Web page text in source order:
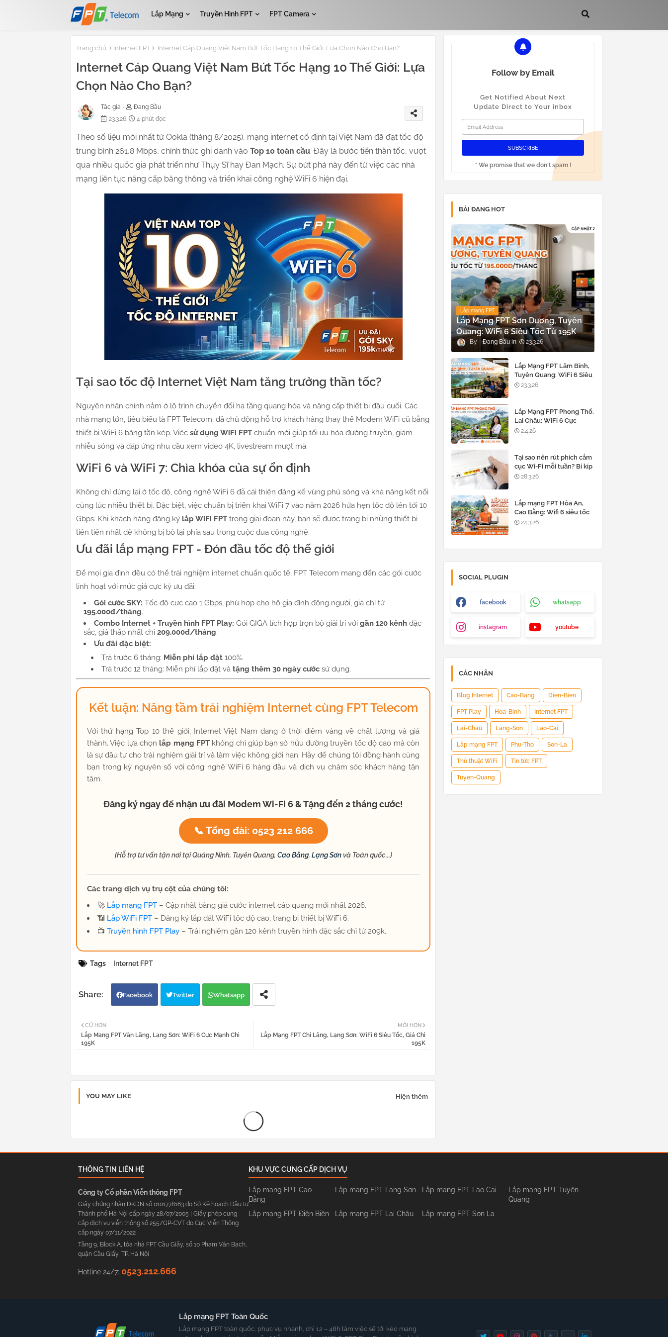
Lắp Mạng Truyền Hình FPT FPT Camera
Trang chủ Internet FPT Internet Cáp Quang Việt Nam Bứt Tốc Hạng 10 Thế Giới: Lựa Chọn Nào Cho Bạn?
Internet Cáp Quang Việt Nam Bứt Tốc Hạng 10 Thế Giới: Lựa
Chọn Nào Cho Bạn?
Tác giả -
Đang Bầu
23.3.26
4 phút đọc
Theo số liệu mới nhất từ Ookla (tháng 8/2025), mạng internet cố định tại Việt Nam đã đạt tốc độ
trung bình 261,8 Mbps, chính thức ghi danh vào Top 10 toàn cầu. Đây là bước tiến thần tốc, vượt
qua nhiều quốc gia phát triển như Thụy Sĩ hay Đan Mạch. Sự bứt phá này đến từ việc các nhà
mạng liên tục nâng cấp băng thông và triển khai công nghệ WiFi 6 hiện đại.
Tại sao tốc độ Internet Việt Nam tăng trưởng thần tốc?
Nguyên nhân chính nằm ở lộ trình chuyển đổi hạ tầng quang hóa và nâng cấp thiết bị đầu cuối. Các
nhà mạng lớn, tiêu biểu là FPT Telecom, đã chủ động hỗ trợ khách hàng thay thế Modem WiFi cũ bằng
thiết bị WiFi 6 băng tần kép. Việc sử dụng WiFi FPT chuẩn mới giúp tối ưu hóa đường truyền, giảm
nhiễu sóng và đáp ứng nhu cầu xem video 4K, livestream mượt mà.
WiFi 6 và WiFi 7: Chìa khóa của sự ổn định
Không chỉ dừng lại ở tốc độ, công nghệ WiFi 6 đã cải thiện đáng kể vùng phủ sóng và khả năng kết nối
cùng lúc nhiều thiết bị. Đặc biệt, việc chuẩn bị triển khai WiFi 7 vào năm 2026 hứa hẹn tốc độ lên tới 10
Gbps. Khi khách hàng đăng ký lắp WiFi FPT trong giai đoạn này, bạn sẽ được trang bị những thiết bị
tiên tiến nhất để không bị bỏ lại phía sau trong cuộc đua công nghệ.
Ưu đãi lắp mạng FPT - Đón đầu tốc độ thế giới
Để mọi gia đình đều có thể trải nghiệm internet chuẩn quốc tế, FPT Telecom mang đến các gói cước
linh hoạt với mức giá cực kỳ ưu đãi:
Gói cước SKY: Tốc độ cực cao 1 Gbps, phù hợp cho hộ gia đình đông người, giá chỉ từ
195.000đ/tháng.
Combo Internet + Truyền hình FPT Play: Gói GIGA tích hợp trọn bộ giải trí với gần 120 kênh đặc
sắc, giá thấp nhất chỉ 209.000đ/tháng.
Ưu đãi đặc biệt:
Trả trước 6 tháng: Miễn phí lắp đặt 100%.
Trả trước 12 tháng: Miễn phí lắp đặt và tặng thêm 30 ngày cước sử dụng.
Kết luận: Nâng tầm trải nghiệm Internet cùng FPT Telecom
Với thứ hạng Top 10 thế giới, Internet Việt Nam đang ở thời điểm vàng về chất lượng và giá
thành. Việc lựa chọn lắp mạng FPTkhông chỉ giúp bạn sở hữu đường truyền tốc độ cao mà còn
là sự đầu tư cho trải nghiệm giải trí và làm việc không giới hạn. Hãy để chúng tôi đồng hành cùng
bạn trong kỷ nguyên số với công nghệ WiFi 6 hàng đầu và dịch vụ chăm sóc khách hàng tận
tâm.
Đăng ký ngay để nhận ưu đãi Modem Wi-Fi 6 & Tặng đến 2 tháng cước!
📞 Tổng đài: 0523 212 666
(Hỗ trợ tư vấn tận nơi tại Quảng Ninh, Tuyên Quang, Cao Bằng, Lạng Sơnvà Toàn quốc...)
Các trang dịch vụ trụ cột của chúng tôi:
🚀 Lắp mạng FPT – Cập nhật bảng giá cước internet cáp quang mới nhất 2026.
📶 Lắp WiFi FPT – Đăng ký lắp đặt WiFi tốc độ cao, trang bị thiết bị WiFi 6.
📺 Truyền hình FPT Play – Trải nghiệm gần 120 kênh truyền hình đặc sắc chỉ từ 209k.
Tags Internet FPT
Facebook Twitter Whatsapp
MỚI HƠN
Lắp Mạng FPT Chi Lăng, Lạng Sơn: WiFi 6 Siêu Tốc, Giá Chỉ
195K
CŨ HƠN
Lắp Mạng FPT Văn Lãng, Lạng Sơn: WiFi 6 Cực Mạnh Chỉ
195K
YOU MAY LIKE Hiện thêm
Follow by Email
Get Notified About Next
Update Direct to Your inbox
* We promise that we don't spam !
BÀI ĐANG HOT
Lắp mạng FPT
Lắp Mạng FPT Sơn Dương, Tuyên
Quang: WiFi 6 Siêu Tốc Từ 195K
Đang Bầu 23.3.26
Lắp Mạng FPT Lâm Bình,
Tuyên Quang: WiFi 6 Siêu
Tốc Từ 195K
23.3.26
Lắp Mạng FPT Phong Thổ,
Lai Châu: WiFi 6 Cực
Mạnh Cho Vùng đất của
2.4.26
Tại sao nên rút phích cắm
cục Wi-Fi mỗi tuần? Bí kíp
giữ mạng luôn siêu tốc
28.3.26
Lắp mạng FPT Hòa An,
Cao Bằng: Wifi 6 siêu tốc
tại thị trấn Nước Hai, xã
24.3.26
SOCIAL PLUGIN
facebook whatsapp
instagram youtube
CÁC NHÃN
Blog Internet Cao-Bang Dien-Bien
FPT Play Hoa-Binh Internet FPT
Lai-Chau Lang-Son Lao-Cai
Lắp mạng FPT Phu-Tho Son-La
Thủ thuật WiFi Tin tức FPT
Tuyen-Quang
THÔNG TIN LIÊN HỆ
Công ty Cổ phần Viễn thông FPT
Giấy chứng nhận ĐKDN số 0101778163 do Sở Kế hoạch Đầu tư
Thành phố Hà Nội cấp ngày 28/07/2005 | Giấy phép cung
cấp dịch vụ viễn thông số 255/GP-CVT do Cục Viễn Thông
cấp ngày 07/11/2022
Tầng 9, Block A, tòa nhà FPT Cầu Giấy, số 10 Phạm Văn Bạch,
quận Cầu Giấy, TP. Hà Nội
Hotline 24/7: 0523.212.666
KHU VỰC CUNG CẤP DỊCH VỤ
Lắp mạng FPT Cao
Bằng
Lắp mạng FPT Lạng Sơn Lắp mạng FPT Lào Cai
Lắp mạng FPT Tuyên
Quang
Lắp mạng FPT Điện Biên
Lắp mạng FPT Lai Châu Lắp mạng FPT Sơn La
Lắp mạng FPT Toàn Quốc
Lắp mạng FPT toàn quốc, phục vụ nhanh, chỉ 12 – 48h làm việc sẽ tới kéo mạng